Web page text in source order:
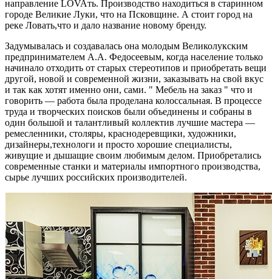
направление LOVAть. Производство находиться в старинном
городе Великие Луки, что на Псковщине. А стоит город на
реке Ловать,что и дало название новому бренду.
Задумывалась и создавалась она молодым Великолукским
предпринимателем А.А. Федосеевым, когда население только
начинало отходить от старых стереотипов и приобретать вещи
другой, новой и современной жизни, заказывать на свой вкус
и так как хотят именно они, сами. " Мебель на заказ " что и
говорить — работа была проделана колоссальная. В процессе
труда и творческих поисков были объединены и собраны в
один большой и талантливый коллектив лучшие мастера —
ремесленники, столяры, краснодеревщики, художники,
дизайнеры,технологи и просто хорошие специалисты,
живущие и дышащие своим любимым делом. Приобретались
современные станки и материалы импортного производства,
сырье лучших российских производителей.